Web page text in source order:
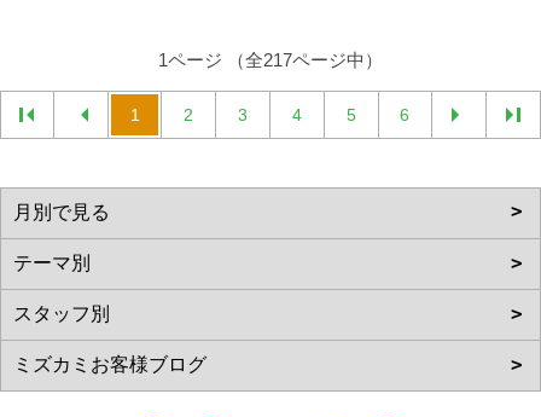
1ページ （全217ページ中）
1 2 3 4 5 6